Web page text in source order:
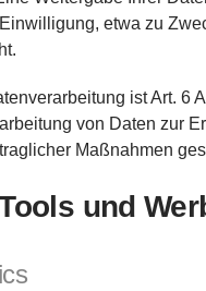
etwa zu
ist Art. 6
von Daten zur
Maßnahmen
und